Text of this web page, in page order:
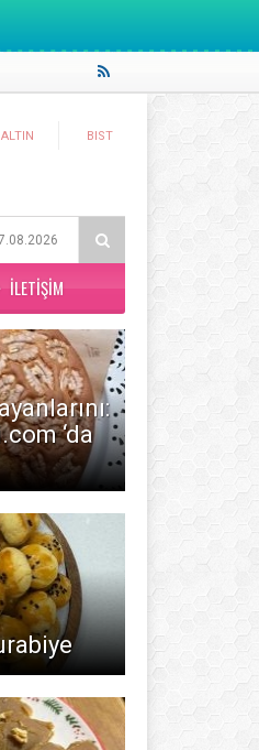
ALTIN BIST
Ölçülü Un Helvası
İLETIŞIM
‘da